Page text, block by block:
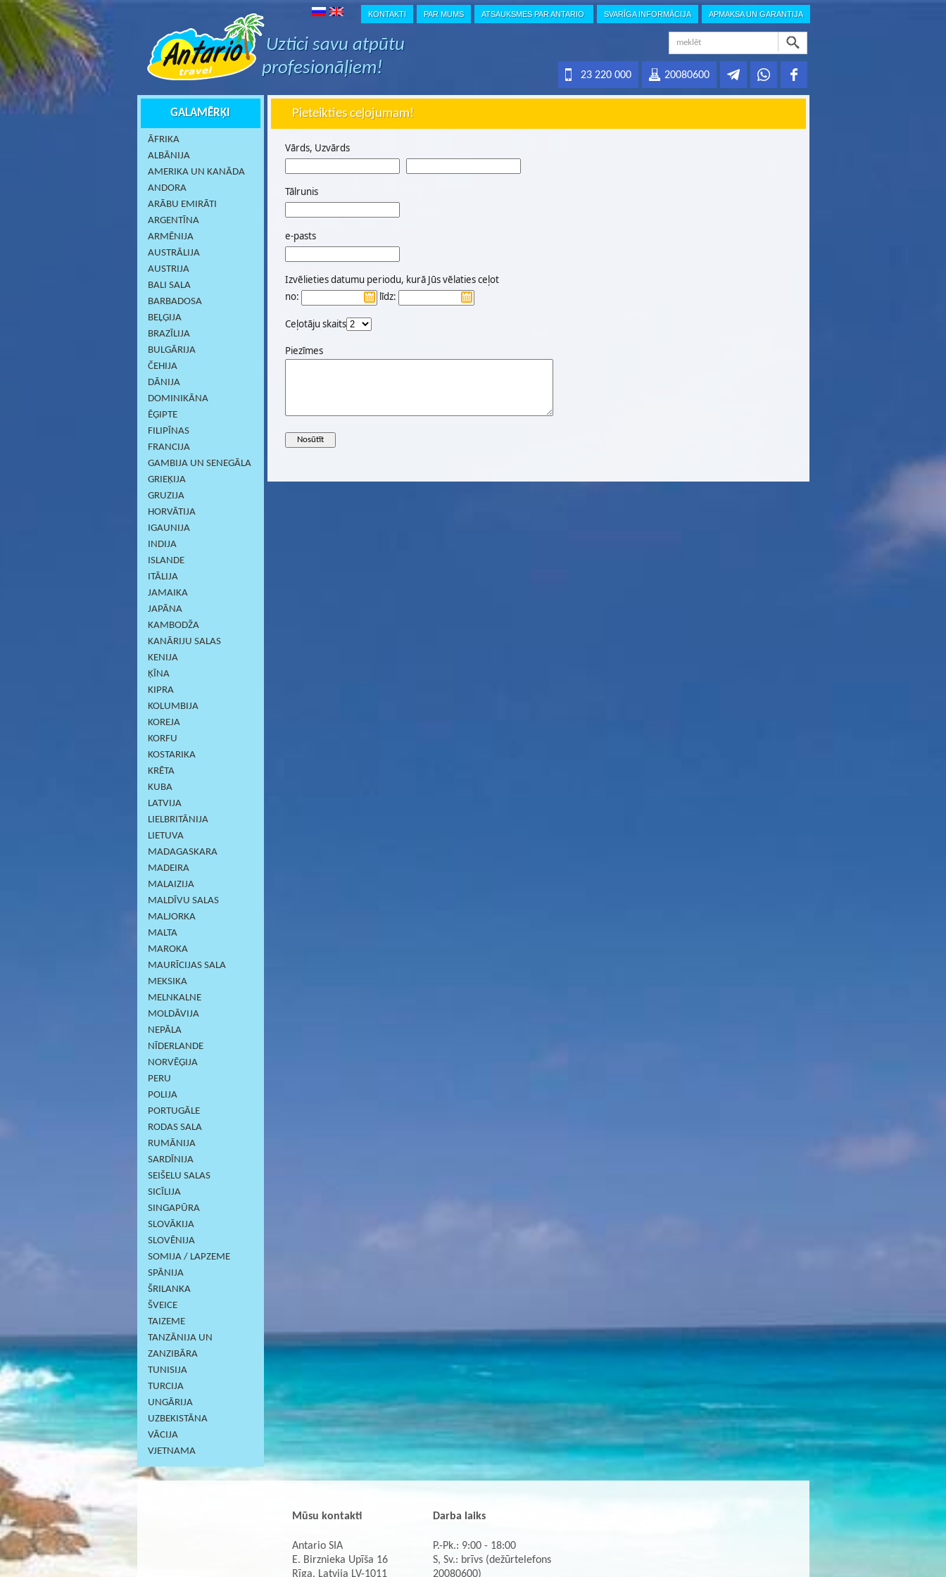
KONTAKTI PAR MUMS ATSAUKSMES PAR ANTARIO SVARĪGA INFORMĀCIJA APMAKSA UN GARANTIJA
Uztici savu atpūtu
profesionāļiem!
20080600
23 220 000
GALAMĒRĶI
ĀFRIKA
ALBĀNIJA
AMERIKA UN KANĀDA
ANDORA
ARĀBU EMIRĀTI
ARGENTĪNA
ARMĒNIJA
AUSTRĀLIJA
AUSTRIJA
BALI SALA
BARBADOSA
BEĻĢIJA
BRAZĪLIJA
BULGĀRIJA
ČEHIJA
DĀNIJA
DOMINIKĀNA
ĒĢIPTE
FILIPĪNAS
FRANCIJA
GAMBIJA UN SENEGĀLA
GRIEĶIJA
GRUZIJA
HORVĀTIJA
IGAUNIJA
INDIJA
ISLANDE
ITĀLIJA
JAMAIKA
JAPĀNA
KAMBODŽA
KANĀRIJU SALAS
KENIJA
ĶĪNA
KIPRA
KOLUMBIJA
KOREJA
KORFU
KOSTARIKA
KRĒTA
KUBA
LATVIJA
LIELBRITĀNIJA
LIETUVA
MADAGASKARA
MADEIRA
MALAIZIJA
MALDĪVU SALAS
MALJORKA
MALTA
MAROKA
MAURĪCIJAS SALA
MEKSIKA
MELNKALNE
MOLDĀVIJA
NEPĀLA
NĪDERLANDE
NORVĒĢIJA
PERU
POLIJA
PORTUGĀLE
RODAS SALA
RUMĀNIJA
SARDĪNIJА
SEIŠELU SALAS
SICĪLIJA
SINGAPŪRA
SLOVĀKIJA
SLOVĒNIJA
SOMIJA / LAPZEME
SPĀNIJA
ŠRILANKA
ŠVEICE
TAIZEME
TANZĀNIJA UN
ZANZIBĀRA
TUNISIJA
TURCIJA
UNGĀRIJA
UZBEKISTĀNA
VĀCIJA
VJETNAMA
Pieteikties ceļojumam!
Vārds, Uzvārds
Tālrunis
e-pasts
Izvēlieties datumu periodu, kurā Jūs vēlaties ceļot
no:
līdz:
Ceļotāju skaits
Piezīmes
Mūsu kontakti
Antario SIA
E. Birznieka Upīša 16
Rīga, Latvija LV-1011
Darba laiks
P.-Pk.: 9:00 - 18:00
S, Sv.: brīvs (dežūrtelefons
20080600)